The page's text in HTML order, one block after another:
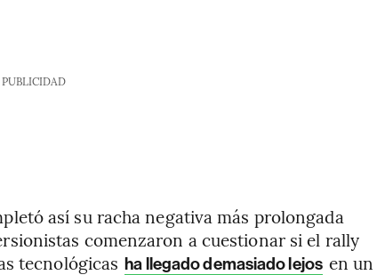
PUBLICIDAD
así su racha negativa más prolongada
comenzaron a cuestionar si el rally
tecnológicas ha llegado demasiado lejos en un